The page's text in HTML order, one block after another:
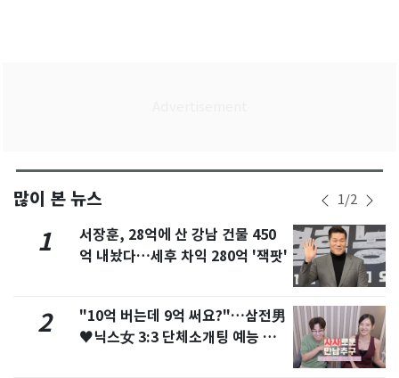
많이 본 뉴스 1/2
1
서장훈, 28억에 산 강남 건물 450
억 내놨다…세후 차익 280억 '잭팟'
2
"10억 버는데 9억 써요?"…삼전男
♥닉스女 3:3 단체소개팅 예능 화